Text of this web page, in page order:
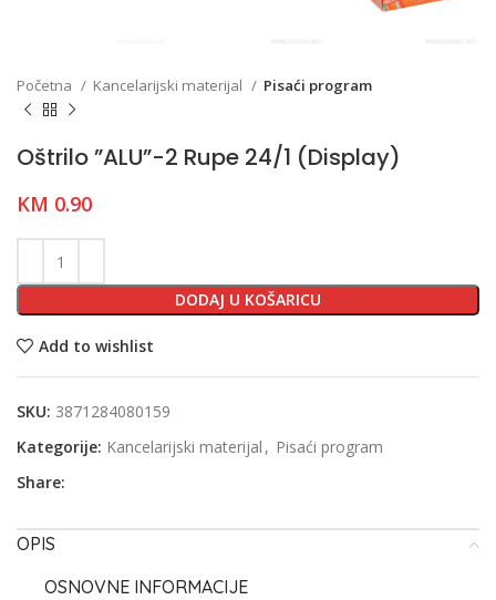
Početna Kancelarijski materijal Pisaći program
Oštrilo ”ALU”-2 Rupe 24/1 (Display)
KM 0.90
DODAJ U KOŠARICU
Add to wishlist
SKU: 3871284080159
Kategorije: Kancelarijski materijal , Pisaći program
Share:
OPIS
OSNOVNE INFORMACIJE